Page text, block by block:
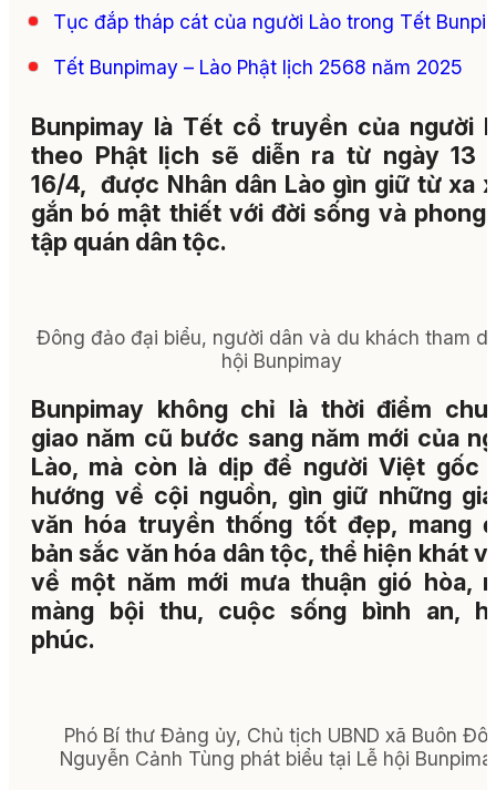
Tục đắp tháp cát của người Lào trong Tết
Tết Bunpimay – Lào Phật lịch 2568 năm 2025
Bunpimay là Tết cổ truyền của người
theo Phật lịch sẽ diễn ra từ ngày 13
16/4, được Nhân dân Lào gìn giữ từ xa
gắn bó mật thiết với đời sống và phong
tập quán dân tộc.
Đông đảo đại biểu, người dân và du khách tham
hội Bunpimay
Bunpimay không chỉ là thời điểm
giao năm cũ bước sang năm mới của
Lào, mà còn là dịp để người Việt gốc
hướng về cội nguồn, gìn giữ những
văn hóa truyền thống tốt đẹp, mang
bản sắc văn hóa dân tộc, thể hiện khát
về một năm mới mưa thuận gió hòa,
màng bội thu, cuộc sống bình an,
phúc.
Phó Bí thư Đảng ủy, Chủ tịch UBND xã Buôn
Nguyễn Cảnh Tùng phát biểu tại Lễ hội